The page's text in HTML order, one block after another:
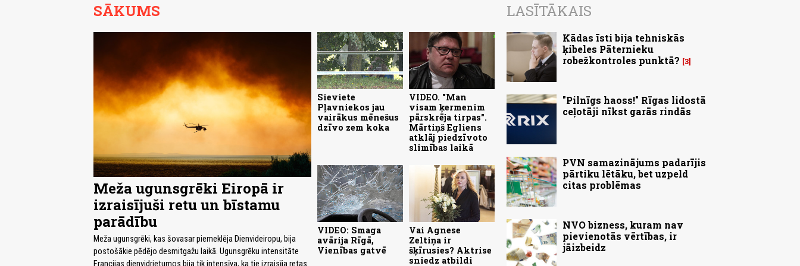
SĀKUMS
Meža ugunsgrēki Eiropā ir
izraisījuši retu un bīstamu
parādību
Meža ugunsgrēki, kas šovasar piemeklēja Dienvideiropu, bija
postošākie pēdējo desmitgažu laikā. Ugunsgrēku intensitāte
Francijas dienvidrietumos bija tik intensīva, ka tie izraisīja retas
Sieviete
Pļavniekos jau
vairākus mēnešus
dzīvo zem koka
VIDEO. "Man
visam ķermenim
pārskrēja tirpas".
Mārtiņš Egliens
atklāj piedzīvoto
slimības laikā
VIDEO: Smaga
avārija Rīgā,
Vienības gatvē
Vai Agnese
Zeltiņa ir
šķīrusies? Aktrise
sniedz atbildi
LASĪTĀKAIS
Kādas īsti bija tehniskās
ķibeles Pāternieku
robežkontroles punktā? 3
"Pilnīgs haoss!" Rīgas lidostā
ceļotāji nīkst garās rindās
PVN samazinājums padarījis
pārtiku lētāku, bet uzpeld
citas problēmas
NVO bizness, kuram nav
pievienotās vērtības, ir
jāizbeidz